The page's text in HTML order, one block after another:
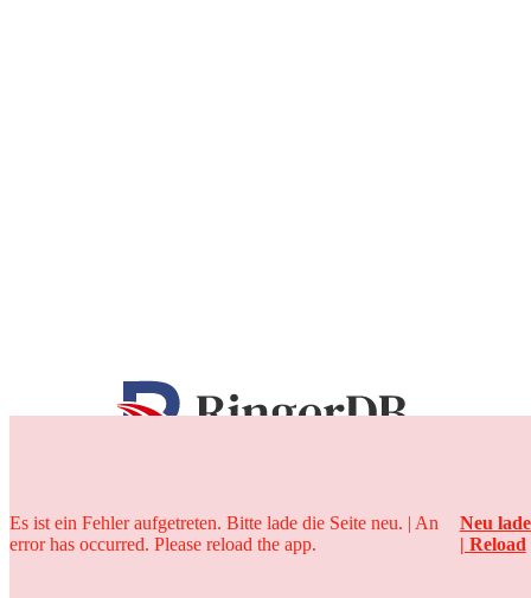
25 Jahre
Es ist ein Fehler aufgetreten. Bitte lade die Seite neu. | An
error has occurred. Please reload the app.
Neu
| Reload